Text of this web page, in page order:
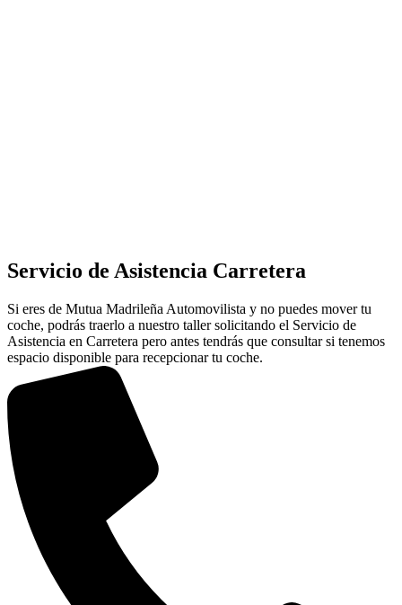
Servicio de Asistencia Carretera
Si eres de Mutua Madrileña Automovilista y no puedes mover tu
coche, podrás traerlo a nuestro taller solicitando el Servicio de
Asistencia en Carretera pero antes tendrás que consultar si tenemos
espacio disponible para recepcionar tu coche.